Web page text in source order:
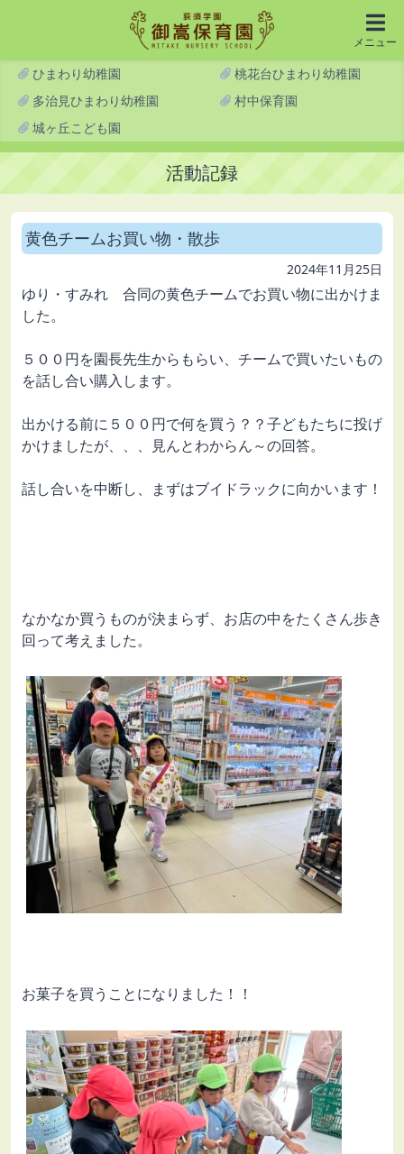
メニュー
ひまわり幼稚園
桃花台ひまわり幼稚園
多治見ひまわり幼稚園
村中保育園
城ヶ丘こども園
活動記録
黄色チームお買い物・散歩
2024年11月25日
ゆり・すみれ 合同の黄色チームでお買い物に出かけま
した。
５００円を園長先生からもらい、チームで買いたいもの
を話し合い購入します。
出かける前に５００円で何を買う？？子どもたちに投げ
かけましたが、、、見んとわからん～の回答。
話し合いを中断し、まずはブイドラックに向かいます！
なかなか買うものが決まらず、お店の中をたくさん歩き
回って考えました。
お菓子を買うことになりました！！